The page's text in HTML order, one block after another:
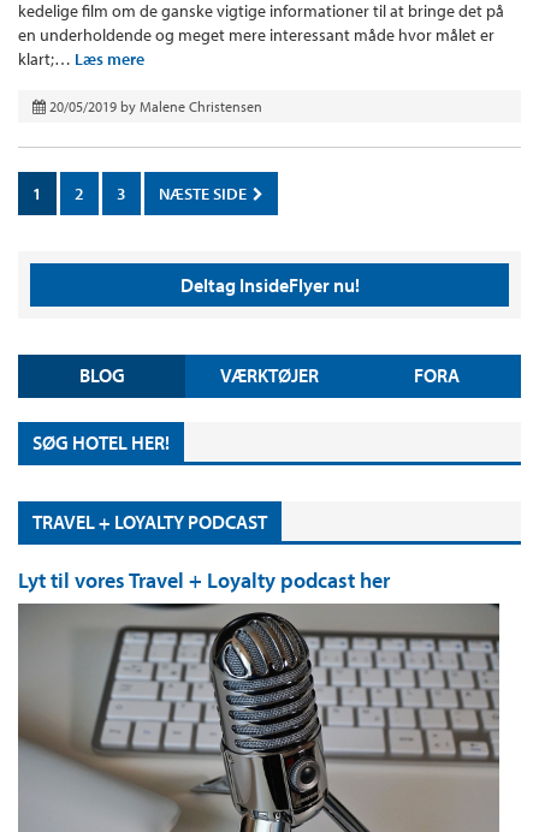
kedelige film om de ganske vigtige informationer til at bringe det på
en underholdende og meget mere interessant måde hvor målet er
klart;… Læs mere
20/05/2019 by Malene Christensen
1 2 3 NÆSTE SIDE
Deltag InsideFlyer nu!
BLOG VÆRKTØJER FORA
SØG HOTEL HER!
TRAVEL + LOYALTY PODCAST
Lyt til vores Travel + Loyalty podcast her